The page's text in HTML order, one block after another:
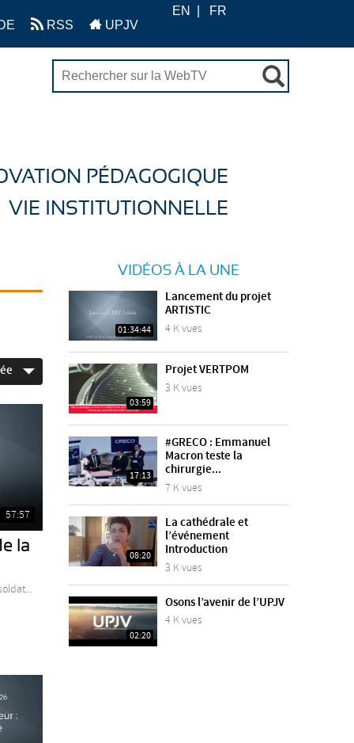
RSS UPJV
EN FR
PÉDAGOGIQUE
VIE INSTITUTIONNELLE
57:57
la
VIDÉOS À LA UNE
01:34:44
Lancement du projet
ARTISTIC
4 K vues
03:59
Projet VERTPOM
3 K vues
17:13
#GRECO : Emmanuel
Macron teste la
chirurgie...
7 K vues
08:20
La cathédrale et
l’événement
Introduction
3 K vues
02:20
Osons l’avenir de l’UPJV
4 K vues